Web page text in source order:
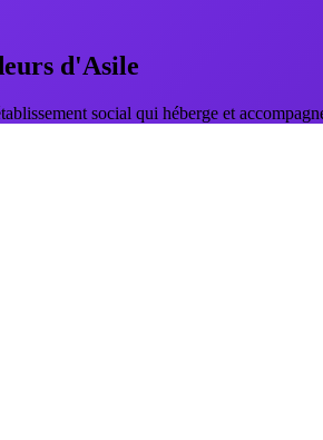
d'Asile
social qui héberge et